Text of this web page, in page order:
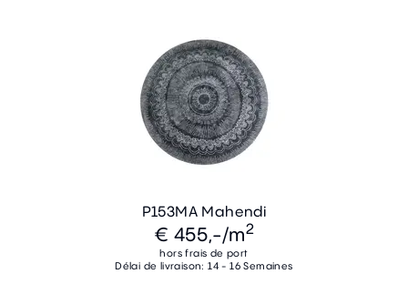
P153MA Mahendi
€ 455,-/m2
hors frais de port
Délai de livraison: 14 - 16 Semaines